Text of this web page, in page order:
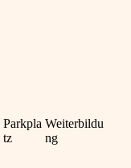
Parkpla
tz
Weiterbildu
ng